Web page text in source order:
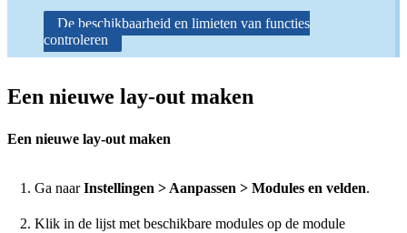
De beschikbaarheid en limieten van functies
controleren
Een nieuwe lay-out maken
Een nieuwe lay-out maken
Ga naarInstellingen > Aanpassen > Modules en velden.
Klik in de lijst met beschikbare modules op de module